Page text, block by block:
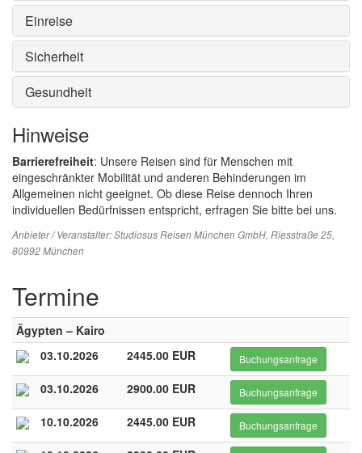
Einreise
Sicherheit
Gesundheit
Hinweise
Barrierefreiheit: Unsere Reisen sind für Menschen mit
eingeschränkter Mobilität und anderen Behinderungen im
Allgemeinen nicht geeignet. Ob diese Reise dennoch Ihren
individuellen Bedürfnissen entspricht, erfragen Sie bitte bei uns.
Anbieter / Veranstalter:Studiosus Reisen München GmbH, Riesstraße 25,
80992 München
Termine
Ägypten – Kairo
03.10.2026
2445.00 EUR Buchungsanfrage
03.10.2026 2900.00 EUR Buchungsanfrage
10.10.2026 2445.00 EUR Buchungsanfrage